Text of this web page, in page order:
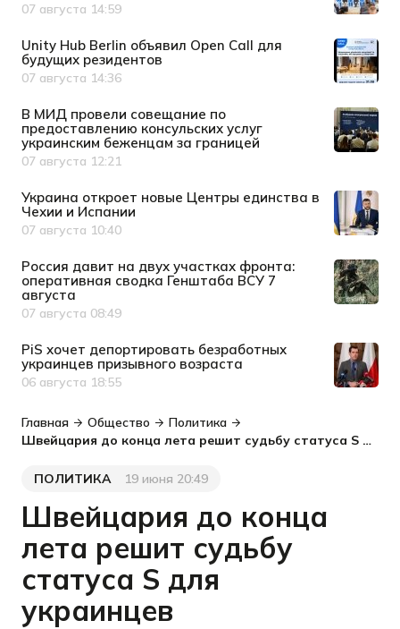
Дата публикации
07 августа 14:59
Unity Hub Berlin объявил Open Call для
будущих резидентов
Дата публикации
07 августа 14:36
В МИД провели совещание по
предоставлению консульских услуг
украинским беженцам за границей
Дата публикации
07 августа 12:21
Украина откроет новые Центры единства в
Чехии и Испании
Дата публикации
07 августа 10:40
Россия давит на двух участках фронта:
оперативная сводка Генштаба ВСУ 7
августа
Дата публикации
07 августа 08:49
PiS хочет депортировать безработных
украинцев призывного возраста
Дата публикации
06 августа 18:55
Главная Общество
Политика
Швейцария до конца лета решит судьбу статуса S для украинцев
Категория
ПОЛИТИКА
Дата публикации
19 июня 20:49
Швейцария до конца
лета решит судьбу
статуса S для
украинцев